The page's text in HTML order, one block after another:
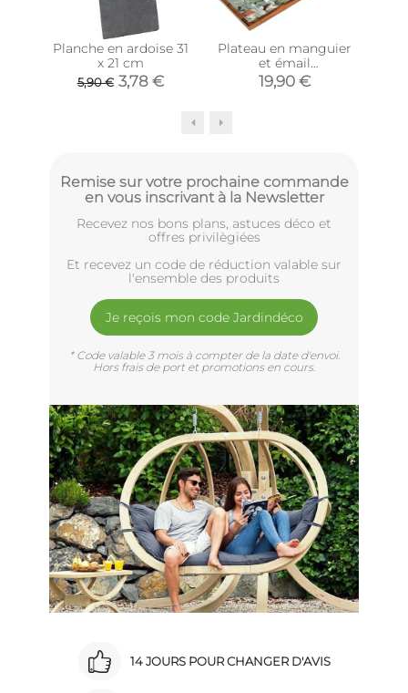
Planche en ardoise 31
x 21 cm
5,90 € 3,78 €
Plateau en manguier
et émail
Champignons (Vert)
19,90 €
Remise sur votre prochaine commande
en vous inscrivant à la Newsletter
Recevez nos bons plans, astuces déco et
offres privilègiées
Et recevez un code de réduction valable sur
l'ensemble des produits
Je reçois mon code Jardindéco
* Code valable 3 mois à compter de la date d'envoi.
Hors frais de port et promotions en cours.
14 JOURS POUR CHANGER D'AVIS